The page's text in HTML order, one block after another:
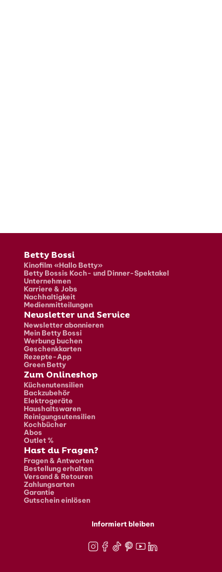
Fusszeile
Betty Bossi
Kinofilm «Hallo Betty»
Betty Bossis Koch- und Dinner-Spektakel
Unternehmen
Karriere & Jobs
Nachhaltigkeit
Medienmitteilungen
Newsletter und Service
Newsletter abonnieren
Mein Betty Bossi
Werbung buchen
Geschenkkarten
Rezepte-App
Green Betty
Zum Onlineshop
Küchenutensilien
Backzubehör
Elektrogeräte
Haushaltswaren
Reinigungsutensilien
Kochbücher
Abos
Outlet %
Hast du Fragen?
Fragen & Antworten
Bestellung erhalten
Versand & Retouren
Zahlungsarten
Garantie
Gutschein einlösen
Informiert bleiben